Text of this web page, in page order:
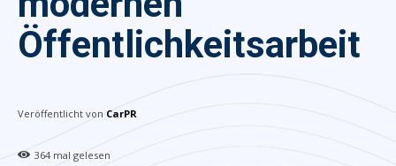
Öffentlichkeitsarbeit
Veröffentlicht von CarPR
364 mal gelesen